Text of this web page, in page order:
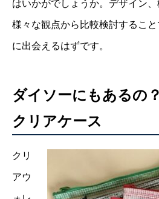
はいかがでしょうか。デザイン、
様々な観点から比較検討するこ
に出会えるはずです。
ダイソーにもあるの
クリアケース
クリ
アウ